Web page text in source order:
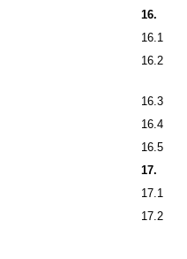
16.
16.1
16.2
16.3
16.4
16.5
17.
17.1
17.2